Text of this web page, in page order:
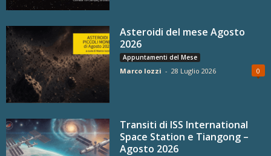
Asteroidi del mese Agosto
2026
Appuntamenti del Mese
Marco Iozzi - 28 Luglio 2026 0
Transiti di ISS International
Space Station e Tiangong –
Agosto 2026